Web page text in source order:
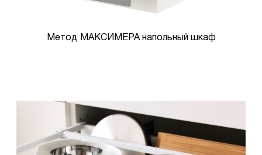
Метод МАКСИМЕРА напольный шкаф